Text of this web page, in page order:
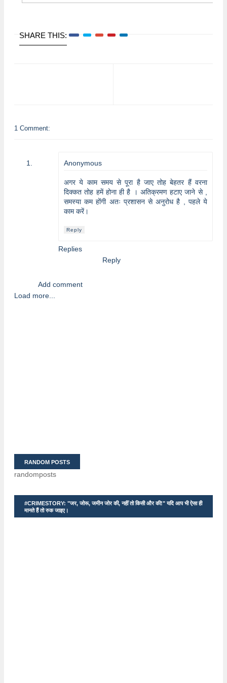
SHARE THIS:
1 Comment:
Anonymous
अगर ये काम समय से पूरा है जाए तोह बेहतर हैं वरना
दिक्कत तोह हमें होना ही है । अतिक्रमण हटाए जाने से ,
समस्या कम होंगी अतः प्रशासन से अनुरोध है , पहले ये
काम करें।
Reply
Replies
Reply
Add comment
Load more...
RANDOM POSTS
randomposts
#CRIMESTORY: "जर, जोरू, जमीन जोर की, नहीं तो किसी और की!" यदि आप भी ऐसा ही
मानते हैं तो रुक जाइए।